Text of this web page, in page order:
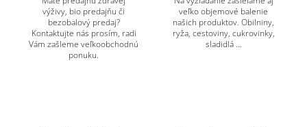
výživy, bio predajňu či
bezobalový predaj?
Kontaktujte nás prosím, radi
Vám zašleme veľkoobchodnú
ponuku.
veľko objemové balenie
našich produktov. Obilniny,
ryža, cestoviny, cukrovinky,
sladidlá ...